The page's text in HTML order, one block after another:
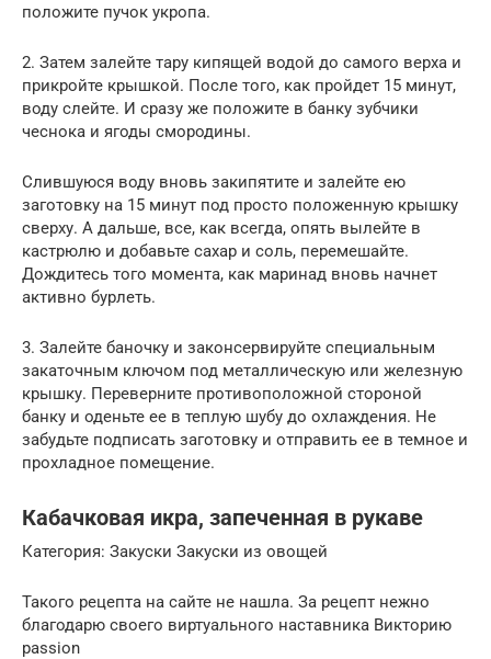
положите пучок укропа.
2. Затем залейте тару кипящей водой до самого верха и
прикройте крышкой. После того, как пройдет 15 минут,
воду слейте. И сразу же положите в банку зубчики
чеснока и ягоды смородины.
Слившуюся воду вновь закипятите и залейте ею
заготовку на 15 минут под просто положенную крышку
сверху. А дальше, все, как всегда, опять вылейте в
кастрюлю и добавьте сахар и соль, перемешайте.
Дождитесь того момента, как маринад вновь начнет
активно бурлеть.
3. Залейте баночку и законсервируйте специальным
закаточным ключом под металлическую или железную
крышку. Переверните противоположной стороной
банку и оденьте ее в теплую шубу до охлаждения. Не
забудьте подписать заготовку и отправить ее в темное и
прохладное помещение.
Кабачковая икра, запеченная в рукаве
Категория: Закуски Закуски из овощей
Такого рецепта на сайте не нашла. За рецепт нежно
благодарю своего виртуального наставника Викторию
passion